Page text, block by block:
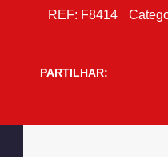
REF: F8414
PARTILHAR: